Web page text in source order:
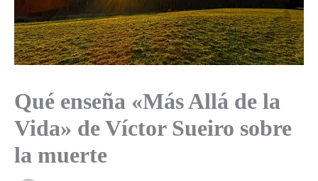
Qué enseña «Más Allá de la
Vida» de Víctor Sueiro sobre
la muerte